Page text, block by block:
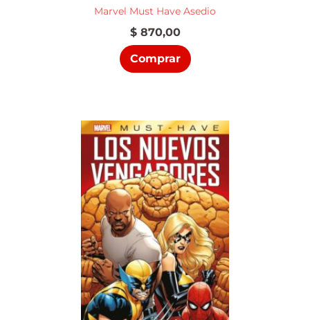
Marvel Must Have Asedio
$870,00
Comprar